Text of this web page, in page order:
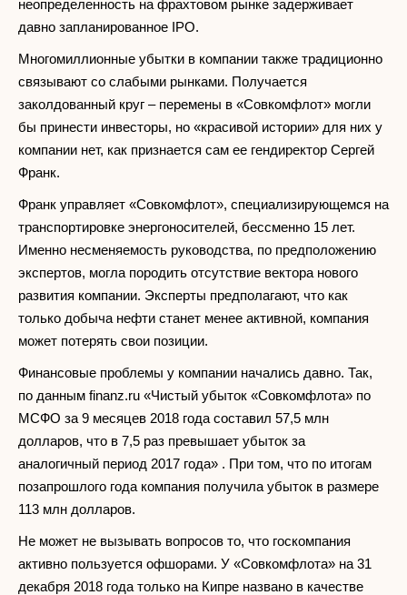
неопределенность на фрахтовом рынке задерживает
давно запланированное IPO.
Многомиллионные убытки в компании также традиционно
связывают со слабыми рынками. Получается
заколдованный круг – перемены в «Совкомфлот» могли
бы принести инвесторы, но «красивой истории» для них у
компании нет, как признается сам ее гендиректор Сергей
Франк.
Франк управляет «Совкомфлот», специализирующемся на
транспортировке энергоносителей, бессменно 15 лет.
Именно несменяемость руководства, по предположению
экспертов, могла породить отсутствие вектора нового
развития компании. Эксперты предполагают, что как
только добыча нефти станет менее активной, компания
может потерять свои позиции.
Финансовые проблемы у компании начались давно. Так,
по данным finanz.ru «Чистый убыток «Совкомфлота» по
МСФО за 9 месяцев 2018 года составил 57,5 млн
долларов, что в 7,5 раз превышает убыток за
аналогичный период 2017 года» . При том, что по итогам
позапрошлого года компания получила убыток в размере
113 млн долларов.
Не может не вызывать вопросов то, что госкомпания
активно пользуется офшорами. У «Совкомфлота» на 31
декабря 2018 года только на Кипре названо в качестве